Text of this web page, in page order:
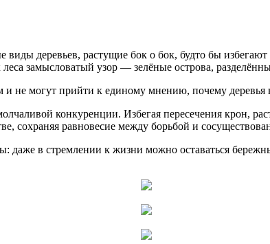
деревьев, растущие бок о бок, будто бы избегают
замысловатый узор — зелёные острова,
могут прийти к единому мнению, почему деревья
конкуренции. Избегая пересечения крон,
сохраняя равновесие между борьбой и
даже в стремлении к жизни можно оставаться